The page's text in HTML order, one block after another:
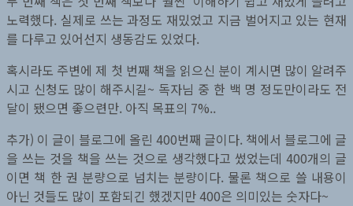
노력했다. 실제로 쓰는 과정도 재밌었고 지금 벌어지고 있는 현재
를 다루고 있어선지 생동감도 있었다.
혹시라도 주변에 제 첫 번째 책을 읽으신 분이 계시면 많이 알려주
시고 신청도 많이 해주시길~ 독자님 중 한 백 명 정도만이라도 전
달이 됐으면 좋으련만. 아직 목표의 7%..
추가) 이 글이 블로그에 올린 400번째 글이다. 책에서 블로그에 글
을 쓰는 것을 책을 쓰는 것으로 생각했다고 썼었는데 400개의 글
이면 책 한 권 분량으로 넘치는 분량이다. 물론 책으로 쓸 내용이
아닌 것들도 많이 포함되긴 했겠지만 400은 의미있는 숫자다~